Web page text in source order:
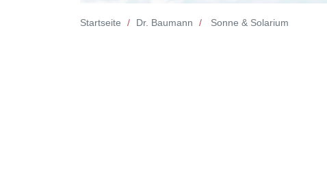
Startseite Dr. Baumann Sonne & Solarium